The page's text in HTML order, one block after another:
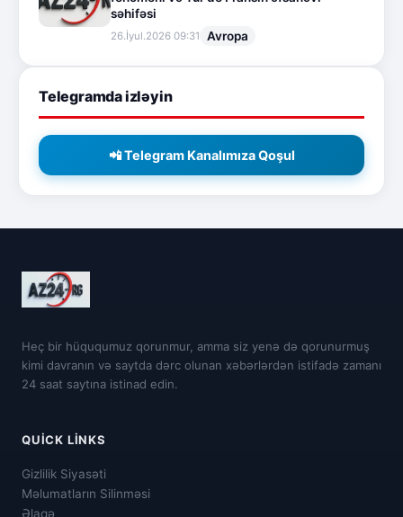
səhifəsi
26.İyul.2026 09:31 Avropa
Telegramda izləyin
📲 Telegram Kanalımıza Qoşul
Heç bir hüququmuz qorunmur, amma siz yenə də qorunurmuş
kimi davranın və saytda dərc olunan xəbərlərdən istifadə zamanı
24 saat saytına istinad edin.
QUICK LINKS
Gizlilik Siyasəti
Məlumatların Silinməsi
Əlaqə